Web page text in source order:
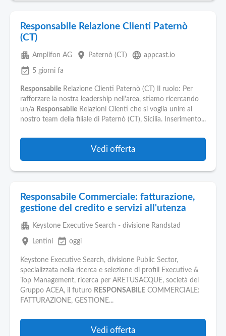
Responsabile Relazione Clienti Paternò
(CT)
apartment Amplifon AG place Paternò (CT) language appcast.io
event_available 5 giorni fa
Responsabile Relazione Clienti Paternò (CT) Il ruolo: Per
rafforzare la nostra leadership nell'area, stiamo ricercando
un/a Responsabile Relazioni Clienti che si voglia unire al
nostro team della filiale di Paternò (CT), Sicilia. Inserimento...
Vedi offerta
Responsabile Commerciale: fatturazione,
gestione del credito e servizi all'utenza
apartment Keystone Executive Search - divisione Randstad
place Lentini event_available oggi
Keystone Executive Search, divisione Public Sector,
specializzata nella ricerca e selezione di profili Executive &
Top Management, ricerca per ARETUSACQUE, società del
Gruppo ACEA, il futuro RESPONSABILE COMMERCIALE:
FATTURAZIONE, GESTIONE...
Vedi offerta